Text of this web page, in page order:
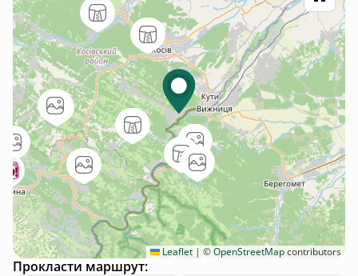
Leaflet | ©OpenStreetMapcontributors
Прокласти маршрут: